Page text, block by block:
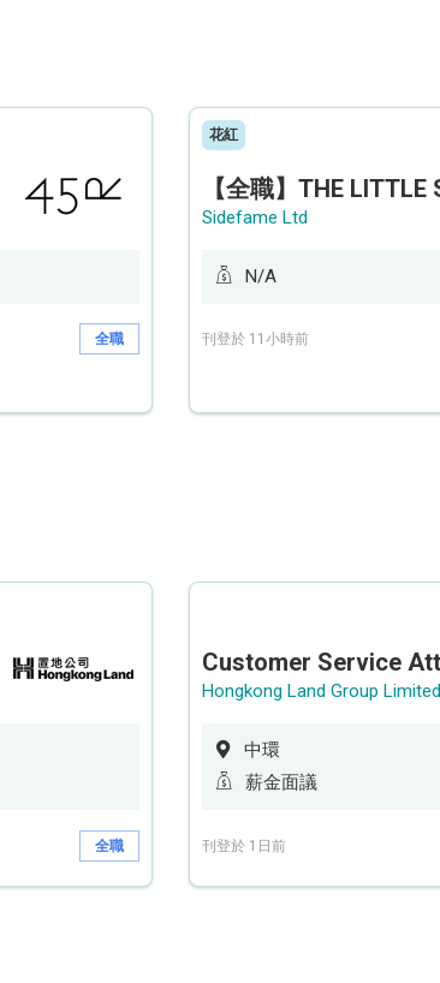
全職
花紅
Sidefame Ltd
N/A
刊登於 11小時前
全職
Hongkong Land Group Limited
中環
薪金面議
刊登於 1日前